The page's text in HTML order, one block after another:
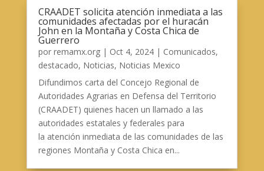
CRAADET solicita atención inmediata a las
comunidades afectadas por el huracán
John en la Montaña y Costa Chica de
Guerrero
por remamx.org| Oct 4, 2024| Comunicados,
destacado, Noticias, Noticias Mexico
Difundimos carta del Concejo Regional de
Autoridades Agrarias en Defensa del Territorio
(CRAADET) quienes hacen un llamado a las
autoridades estatales y federales para
la atención inmediata de las comunidades de las
regiones Montaña y Costa Chica en...